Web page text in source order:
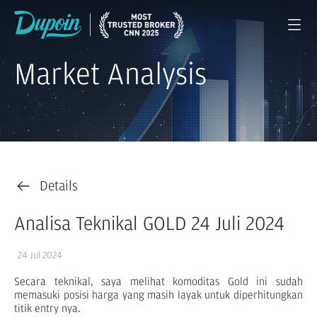
Market Analysis
Details
Analisa Teknikal GOLD 24 Juli 2024
24 Jul 2024
Secara teknikal, saya melihat komoditas Gold ini sudah
memasuki posisi harga yang masih layak untuk diperhitungkan
titik entry nya.